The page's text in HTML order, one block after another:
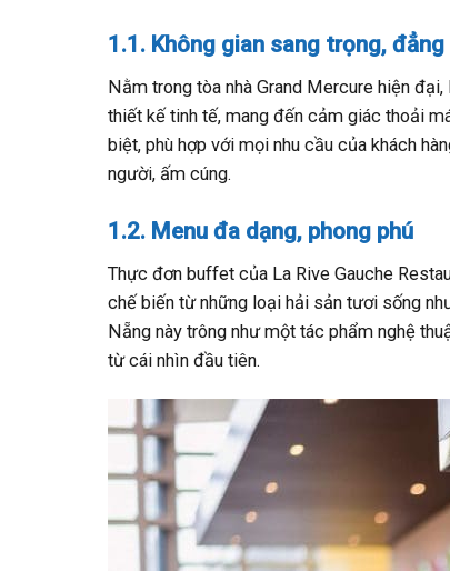
1.1. Không gian sang trọng, đẳng
Nằm trong tòa nhà Grand Mercure hiện
thiết kế tinh tế, mang đến cảm giác thoải
biệt, phù hợp với mọi nhu cầu của khách
người, ấm cúng.
1.2. Menu đa dạng, phong phú
Thực đơn buffet của La Rive Gauche
chế biến từ những loại hải sản tươi sống
Nẵng này trông như một tác phẩm nghệ
từ cái nhìn đầu tiên.